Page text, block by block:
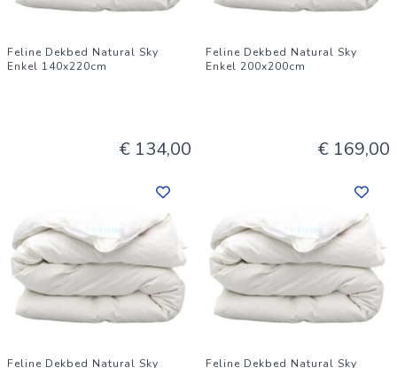
Feline Dekbed Natural Sky
Enkel 140x220cm
€ 134,00
Feline Dekbed Natural Sky
Enkel 200x200cm
€ 169,00
Feline Dekbed Natural Sky
Feline Dekbed Natural Sky